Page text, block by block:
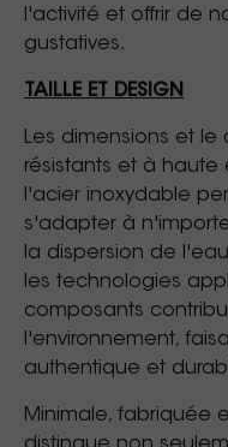
l'activité et offrir de
gustatives.
TAILLE ET DESIGN
Les dimensions et le
résistants et à
l'acier inoxydable
s'adapter à
la dispersion de
les technologies
composants
l'environnement,
authentique et
Minimale, fabriquée